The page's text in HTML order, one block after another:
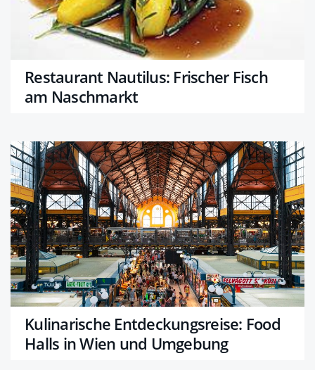
Restaurant Nautilus: Frischer Fisch
am Naschmarkt
Kulinarische Entdeckungsreise: Food
Halls in Wien und Umgebung